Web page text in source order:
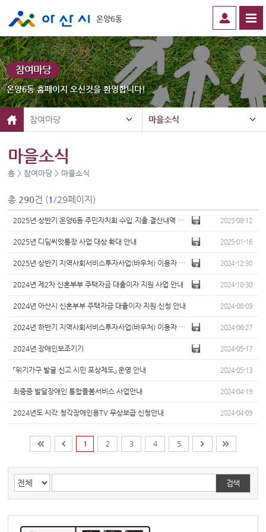
온양6동
참여마당
온양6동 홈페이지 오신것을 환영합니다!
참여마당 마을소식
마을소식
홈 > 참여마당 > 마을소식
총 290건 (1 /29페이지)
2025년 상반기 온양6동 주민자치회 수입.지출 결산내역 공고 2025-08-12
2025년 디딤씨앗통장 사업 대상 확대 안내 2025-01-16
2025년 상반기 지역사회서비스투자사업(바우처) 이용자 모집 안내 2024-12-30
2024년 제2차 신혼부부 주택자금 대출이자 지원 사업 안내 2024-10-30
2024년 아산시 신혼부부 주택자금 대출이자 지원 신청 안내 2024-08-09
2024년 하반기 지역사회서비스투자사업(바우처) 이용자 모집 안내 2024-06-27
2024년 장애인보조기기 2024-05-17
「위기가구 발굴 신고 시민 포상제도」 운영 안내 2024-05-13
최중증 발달장애인 통합돌봄서비스 사업안내 2024-04-19
2024년도 시각.청각장애인용TV 무상보급 신청안내 2024-04-09
1 2 3 4 5
검색